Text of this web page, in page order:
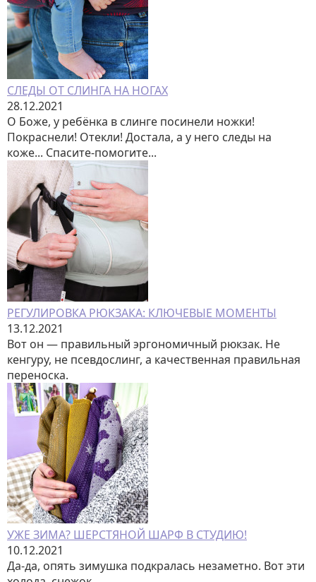
СЛЕДЫ ОТ СЛИНГА НА НОГАХ
28.12.2021
О Боже, у ребёнка в слинге посинели ножки!
Покраснели! Отекли! Достала, а у него следы на
коже... Спасите-помогите...
РЕГУЛИРОВКА РЮКЗАКА: КЛЮЧЕВЫЕ МОМЕНТЫ
13.12.2021
Вот он — правильный эргономичный рюкзак. Не
кенгуру, не псевдослинг, а качественная правильная
переноска.
УЖЕ ЗИМА? ШЕРСТЯНОЙ ШАРФ В СТУДИЮ!
10.12.2021
Да-да, опять зимушка подкралась незаметно. Вот эти